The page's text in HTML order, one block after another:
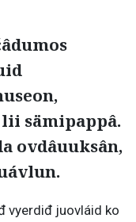
sämipappâ.
ovdâuuksân,
vyerdiđ juovláid ko